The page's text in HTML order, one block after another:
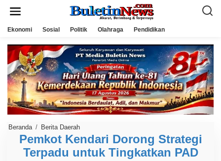
Ekonomi Sosial Politik Olahraga Pendidikan
Beranda / Berita Daerah
m
k
o
Pemkot Kendari Dorong Strategi
Terpadu untuk Tingkatkan PAD